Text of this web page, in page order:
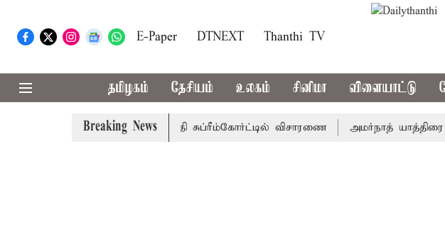
E-Paper DTNEXT Thanthi TV
தமிழகம் தேசியம் உலகம் சினிமா விளையாட்டு
Breaking News
வழக்கு; வரும் 14ம்தேதி சுப்ரீம்கோர்ட்டில் விசாரணை அமர்நாத் யாத்திரை